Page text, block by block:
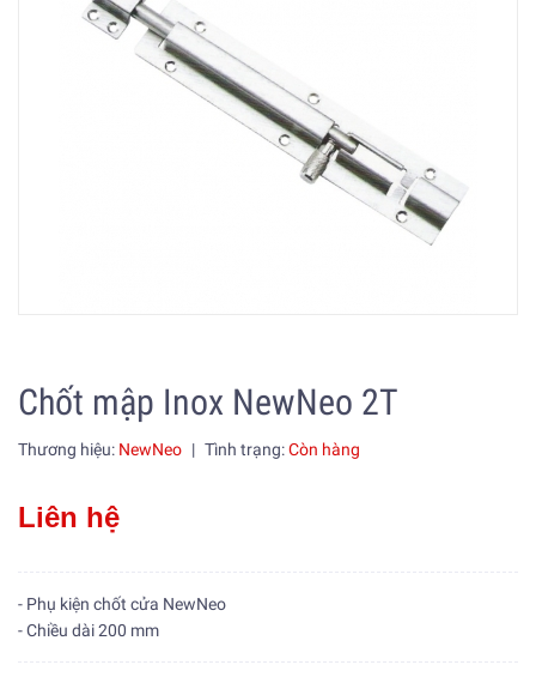
Chốt mập Inox NewNeo 2T
Thương hiệu: NewNeo | Tình trạng:Còn hàng
Liên hệ
- Phụ kiện chốt cửa NewNeo
- Chiều dài 200 mm